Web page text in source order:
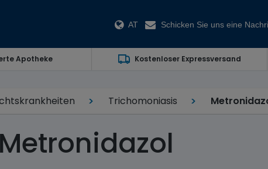
AT Schicken Sie uns eine
Apotheke Kostenloser Expressversand
Trichomoniasis
Metronidazol